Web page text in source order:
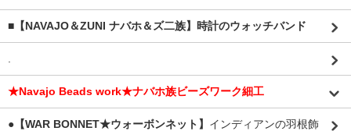
■【NAVAJO＆ZUNI ナバホ＆ズ二族】時計のウォッチバンド
★Navajo Beads work★ナバホ族ビーズワーク細工
●【WAR BONNET★ウォーボンネット】 インディアンの羽根飾